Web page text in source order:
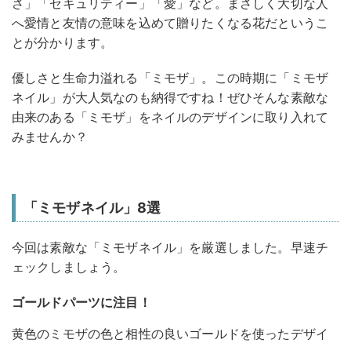
さ」「セキュリティー」「愛」など。まさしく大切な人
へ愛情と友情の意味を込めて贈りたくなる花だというこ
とが分かります。
優しさと生命力溢れる「ミモザ」。この時期に「ミモザ
ネイル」が大人気なのも納得ですね！ぜひそんな素敵な
由来のある「ミモザ」をネイルのデザインに取り入れて
みませんか？
「ミモザネイル」8選
今回は素敵な「ミモザネイル」を厳選しました。早速チ
ェックしましょう。
ゴールドパーツに注目！
黄色のミモザの色と相性の良いゴールドを使ったデザイ